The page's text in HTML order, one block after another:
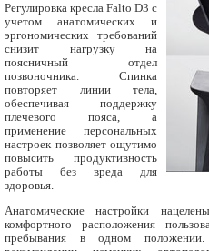
Регулировка кресла Falto D3 с
учетом анатомических и
эргономических требований
снизит нагрузку на
поясничный отдел
позвоночника. Спинка
повторяет линии тела,
обеспечивая поддержку
плечевого пояса, а
применение персональных
настроек позволяет ощутимо
повысить продуктивность
работы без вреда для
здоровья.
Анатомические настройки
комфортного расположения
пребывания в одном положении.